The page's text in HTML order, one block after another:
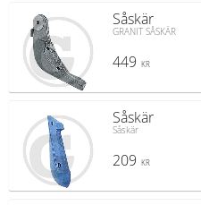
Såskär
GRANIT SÅSKÄR
449 KR
Såskär
Såskär
209 KR